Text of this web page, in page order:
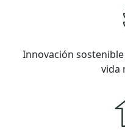
Innovación
vida